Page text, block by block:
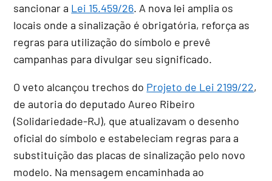
sancionar a Lei 15.459/26. A nova lei amplia os
locais onde a sinalização é obrigatória, reforça as
regras para utilização do símbolo e prevê
campanhas para divulgar seu significado.
O veto alcançou trechos do Projeto de Lei 2199/22,
de autoria do deputado Aureo Ribeiro
(Solidariedade-RJ), que atualizavam o desenho
oficial do símbolo e estabeleciam regras para a
substituição das placas de sinalização pelo novo
modelo. Na mensagem encaminhada ao